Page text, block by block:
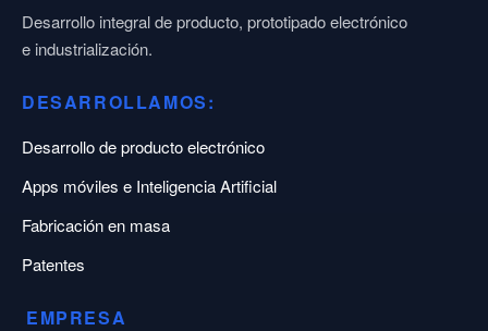
Desarrollo integral de producto, prototipado electrónico
e industrialización.
DESARROLLAMOS:
Desarrollo de producto electrónico
Apps móviles e Inteligencia Artificial
Fabricación en masa
Patentes
EMPRESA